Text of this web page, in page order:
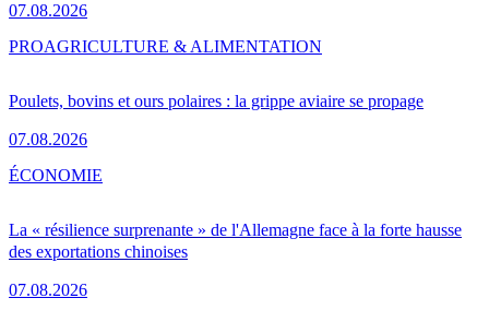
07.08.2026
Poulets, bovins et ours polaires : la grippe aviaire se propage
07.08.2026
PROAGRICULTURE & ALIMENTATION
La « résilience surprenante » de l'Allemagne face à la forte hausse
des exportations chinoises
07.08.2026
ÉCONOMIE